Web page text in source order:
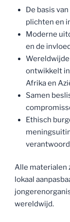
De basis
plichten en
Moderne
en de
ontwikkelt
Afrika en
Samen
Ethisch
Alle materialen
lokaal
wereldwijd.